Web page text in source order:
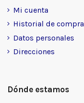
Mi cuenta
Historial de compra
Datos personales
Direcciones
Dónde estamos